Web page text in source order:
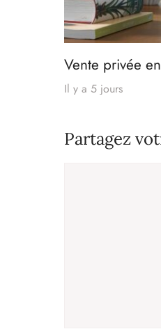
Vente privée
Il y a 5 jours
Partagez